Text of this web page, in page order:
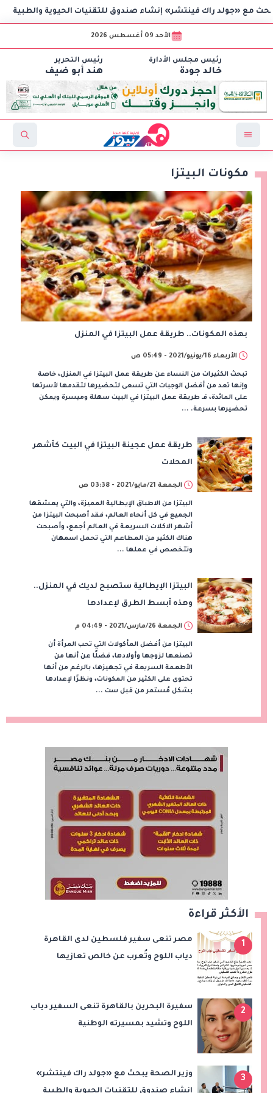
راك فينتشر» إنشاء صندوق للتقنيات الحيوية والطبية
الأحد 09 أغسطس 2026
رئيس مجلس الأدارة
خالد جودة
رئيس التحرير
هند أبو ضيف
مكونات البيتزا
بهذه المكونات.. طريقة عمل البيتزا في المنزل
الأربعاء 16/يونيو/2021 - 05:49 ص
تبحث الكثيرات من النساء عن طريقة عمل البيتزا في المنزل، خاصة
وإنها تعد من أفضل الوجبات التي تسعى لتحضيرها لتقدمها لأسرتها
على المائدة، فـ طريقة عمل البيتزا في البيت سهلة وميسرة ويمكن
تحضيرها بسرعة. ...
طريقة عمل عجينة البيتزا في البيت كأشهر
المحلات
الجمعة 21/مايو/2021 - 03:38 ص
البيتزا من الاطباق الإيطالية المميزة، والتي يعشقها
الجميع في كل أنحاء العالم، فقد أصبحت البيتزا من
أشهر الاكلات السريعة في العالم أجمع، وأصبحت
هناك الكثير من المطاعم التي تحمل اسمهان
وتتخصص في عملها ...
البيتزا الإيطالية ستصبح لديك في المنزل..
وهذه أبسط الطرق لإعدادها
الجمعة 26/مارس/2021 - 04:49 م
البيتزا من أفضل المأكولات التي تحب المرأة أن
تصنعها لزوجها وأولادها، فضلًا عن أنها من
الأطعمة السريعة في تجهيزها، بالرغم من أنها
تحتوى على الكثير من المكونات، ونظرًا لإعدادها
بشكل مُستمر من قبل ست ...
الأكثر قراءة
1
مصر تنعى سفير فلسطين لدى القاهرة
دياب اللوح وتُعرب عن خالص تعازيها
2
سفيرة البحرين بالقاهرة تنعى السفير دياب
اللوح وتشيد بمسيرته الوطنية
3
وزير الصحة يبحث مع «جولد راك فينتشر»
إنشاء صندوق للتقنيات الحيوية والطبية